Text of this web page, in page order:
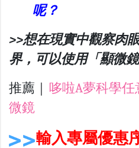
呢？
>>想在現實中觀察肉
界，可以使用「顯微
推薦｜
哆啦A夢科學任
微鏡
輸入專屬優惠